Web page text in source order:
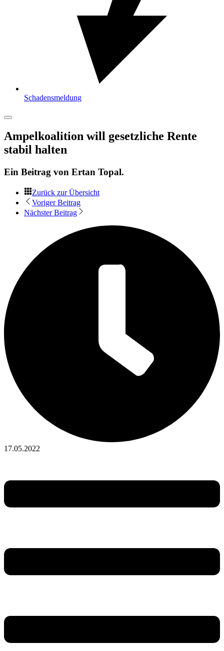
Schadensmeldung
Ampelkoalition will gesetzliche Rente
stabil halten
Ein Beitrag von Ertan Topal.
Zurück zur Übersicht
Voriger Beitrag
Nächster Beitrag
17.05.2022